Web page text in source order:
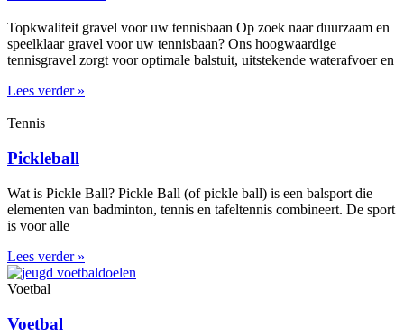
Topkwaliteit gravel voor uw tennisbaan Op zoek naar duurzaam en
speelklaar gravel voor uw tennisbaan? Ons hoogwaardige
tennisgravel zorgt voor optimale balstuit, uitstekende waterafvoer en
Lees verder »
Tennis
Pickleball
Wat is Pickle Ball? Pickle Ball (of pickle ball) is een balsport die
elementen van badminton, tennis en tafeltennis combineert. De sport
is voor alle
Lees verder »
Voetbal
Voetbal